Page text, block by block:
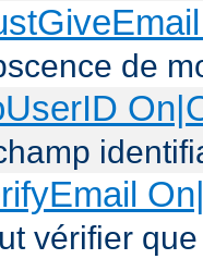
de
vérifier